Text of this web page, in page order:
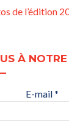
de l’édition
À
E-mail *